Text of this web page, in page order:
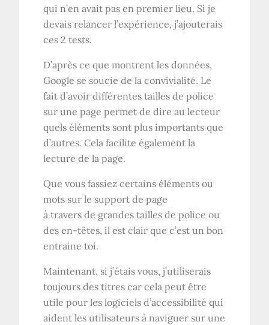
qui n’en avait pas en premier lieu. Si je
devais relancer l’expérience, j’ajouterais
ces 2 tests.
D’après ce que montrent les données,
Google se soucie de la convivialité. Le
fait d’avoir différentes tailles de police
sur une page permet de dire au lecteur
quels éléments sont plus importants que
d’autres. Cela facilite également la
lecture de la page.
Que vous fassiez certains éléments ou
mots sur le support de page
à travers de grandes tailles de police ou
des en-têtes, il est clair que c’est un bon
entraine toi.
Maintenant, si j’étais vous, j’utiliserais
toujours des titres car cela peut être
utile pour les logiciels d’accessibilité qui
aident les utilisateurs à naviguer sur une